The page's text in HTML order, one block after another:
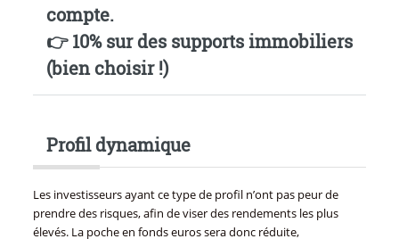
compte.
👉 10% sur des supports immobiliers
(bien choisir !)
Profil dynamique
Les investisseurs ayant ce type de profil n’ont pas peur de
prendre des risques, afin de viser des rendements les plus
élevés. La poche en fonds euros sera donc réduite,